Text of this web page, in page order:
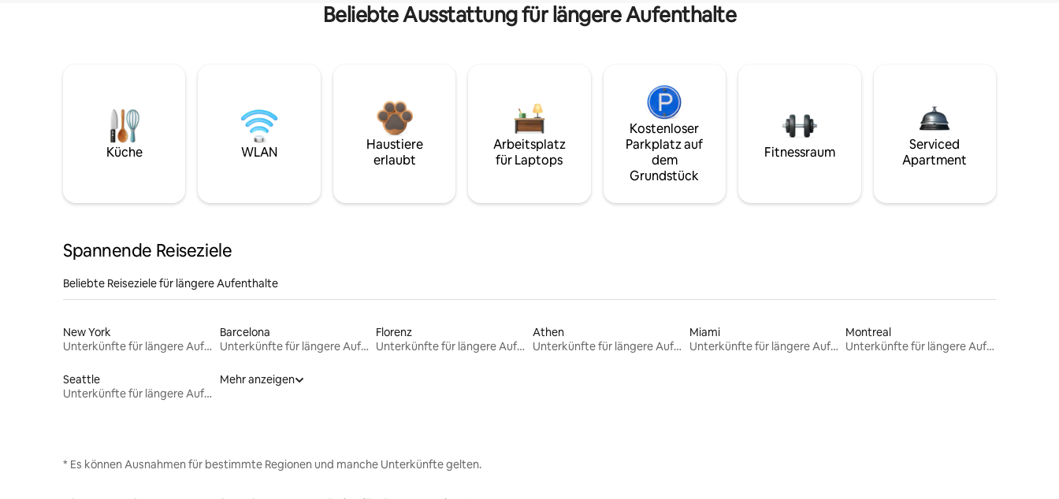
Beliebte Ausstattung für längere Aufenthalte
Küche WLAN
Haustiere
erlaubt
Arbeitsplatz
für Laptops
Kostenloser
Parkplatz auf
dem
Grundstück
Fitnessraum
Serviced
Apartment
Spannende Reiseziele
Beliebte Reiseziele für längere Aufenthalte
New York
Unterkünfte für längere Aufenthalte
Barcelona
Unterkünfte für längere Aufenthalte
Florenz
Unterkünfte für längere Aufenthalte
Athen
Unterkünfte für längere Aufenthalte
Miami
Unterkünfte für längere Aufenthalte
Montreal
Unterkünfte für längere Aufenthalte
Seattle
Unterkünfte für längere Aufenthalte
Mehr anzeigen
* Es können Ausnahmen für bestimmte Regionen und manche Unterkünfte gelten.